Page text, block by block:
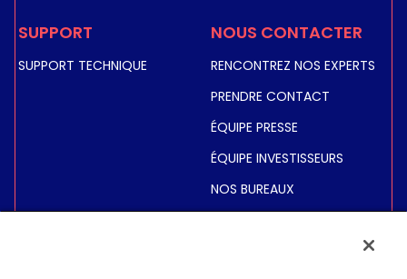
SUPPORT
SUPPORT TECHNIQUE
NOUS CONTACTER
RENCONTREZ NOS EXPERTS
PRENDRE CONTACT
ÉQUIPE PRESSE
ÉQUIPE INVESTISSEURS
NOS BUREAUX